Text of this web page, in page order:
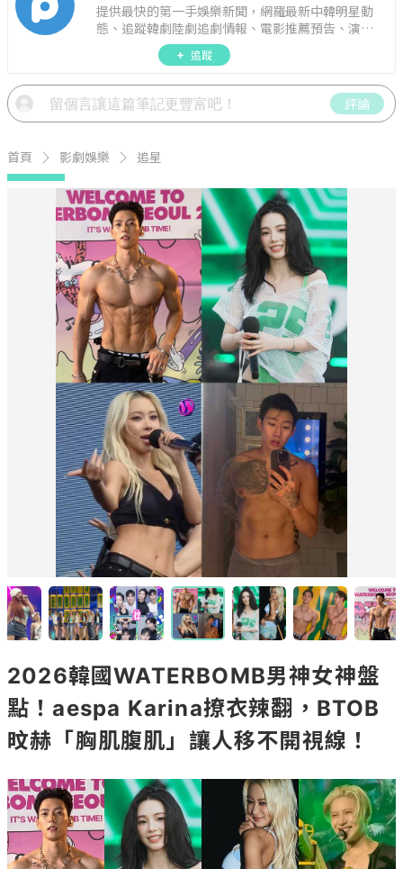
提供最快的第一手娛樂新聞，網羅最新中韓明星動
態、追蹤韓劇陸劇追劇情報、電影推薦預告、演藝
圈話題，演唱會見面會最新資訊，讓你追星零時
追蹤
評論
首頁 影劇娛樂 追星
2026韓國WATERBOMB男神女神盤
點！aespa Karina撩衣辣翻，BTOB
旼赫「胸肌腹肌」讓人移不開視線！